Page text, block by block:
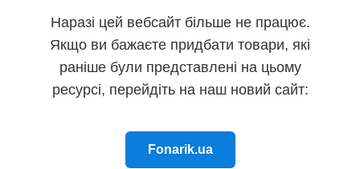
Наразі цей вебсайт більше не працює.
Якщо ви бажаєте придбати товари, які
раніше були представлені на цьому
ресурсі, перейдіть на наш новий сайт:
Fonarik.ua